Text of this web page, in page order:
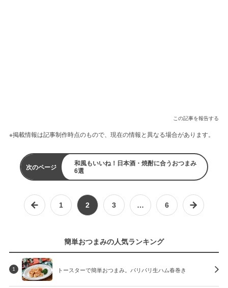
この記事を報告する
※掲載情報は記事制作時点のもので、現在の情報と異なる場合があります。
次のページ
和風もいいね！日本酒・焼酎に合うおつまみ
6選
1 2 3 … 6
簡単おつまみの人気ランキング
1 トースターで簡単おつまみ。パリパリ生ハム春巻き